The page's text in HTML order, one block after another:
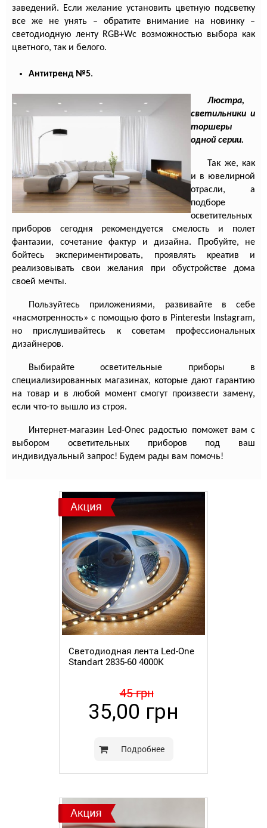
заведений. Если желание установить цветную подсветку
все же не унять – обратите внимание на новинку –
светодиодную ленту RGB+Wс возможностью выбора как
цветного, так и белого.
Антитренд №5.
Люстра,
светильники и
торшеры
одной серии.
Так же, как
и в ювелирной
отрасли, а
подборе
осветительных
приборов сегодня рекомендуется смелость и полет
фантазии, сочетание фактур и дизайна. Пробуйте, не
бойтесь экспериментировать, проявлять креатив и
реализовывать свои желания при обустройстве дома
своей мечты.
Пользуйтесь приложениями, развивайте в себе
«насмотренность» с помощью фото в Pinterestи Instagram,
но прислушивайтесь к советам профессиональных
дизайнеров.
Выбирайте осветительные приборы в
специализированных магазинах, которые дают гарантию
на товар и в любой момент смогут произвести замену,
если что-то вышло из строя.
Интернет-магазин Led-Oneс радостью поможет вам с
выбором осветительных приборов под ваш
индивидуальный запрос! Будем рады вам помочь!
Светодиодная лента Led-One
Standart 2835-60 4000K
45 грн
35,00 грн
Подробнее